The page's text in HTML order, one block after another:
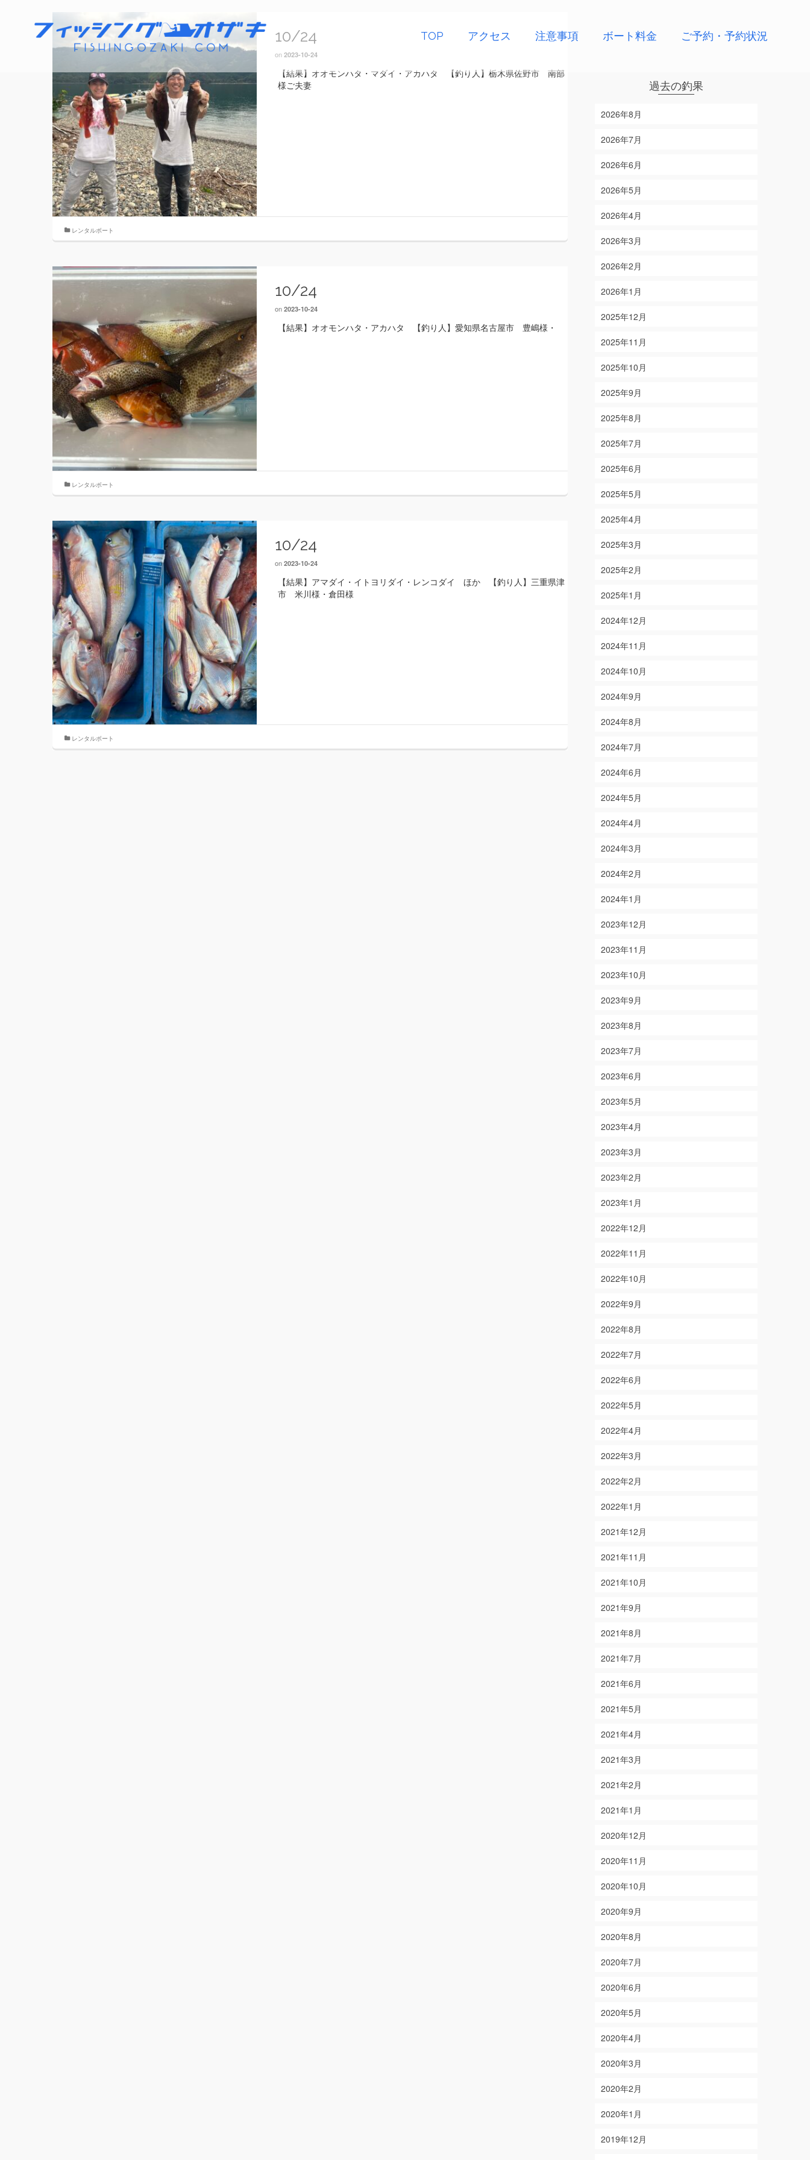
TOP アクセス 注意事項 ボート料金 ご予約・予約状況
10/24
on 2023-10-24
【結果】オオモンハタ・マダイ・アカハタ 【釣り人】栃木県佐野市 南部
様ご夫妻
レンタルボート
10/24
on 2023-10-24
【結果】オオモンハタ・アカハタ 【釣り人】愛知県名古屋市 豊嶋様・
レンタルボート
10/24
on 2023-10-24
【結果】アマダイ・イトヨリダイ・レンコダイ ほか 【釣り人】三重県津
市 米川様・倉田様
レンタルボート
過去の釣果
2026年8月
2026年7月
2026年6月
2026年5月
2026年4月
2026年3月
2026年2月
2026年1月
2025年12月
2025年11月
2025年10月
2025年9月
2025年8月
2025年7月
2025年6月
2025年5月
2025年4月
2025年3月
2025年2月
2025年1月
2024年12月
2024年11月
2024年10月
2024年9月
2024年8月
2024年7月
2024年6月
2024年5月
2024年4月
2024年3月
2024年2月
2024年1月
2023年12月
2023年11月
2023年10月
2023年9月
2023年8月
2023年7月
2023年6月
2023年5月
2023年4月
2023年3月
2023年2月
2023年1月
2022年12月
2022年11月
2022年10月
2022年9月
2022年8月
2022年7月
2022年6月
2022年5月
2022年4月
2022年3月
2022年2月
2022年1月
2021年12月
2021年11月
2021年10月
2021年9月
2021年8月
2021年7月
2021年6月
2021年5月
2021年4月
2021年3月
2021年2月
2021年1月
2020年12月
2020年11月
2020年10月
2020年9月
2020年8月
2020年7月
2020年6月
2020年5月
2020年4月
2020年3月
2020年2月
2020年1月
2019年12月